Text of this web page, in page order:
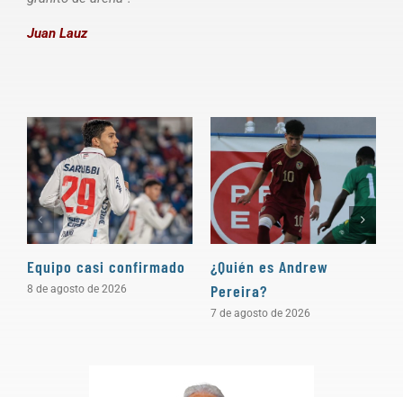
Juan Lauz
Equipo casi confirmado
8 de agosto de 2026
¿Quién es Andrew
Pereira?
7 de agosto de 2026